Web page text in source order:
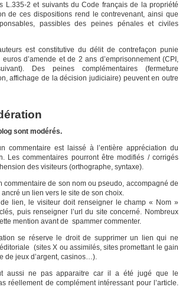
L.335-2 et suivants du Code français de la propriété
de ces dispositions rend le contrevenant, ainsi que
passibles des peines pénales et civiles
est constitutive du délit de contrefaçon punie
d’amende et de 2 ans d’emprisonnement (CPI,
Des peines complémentaires (fermeture
affichage de la décision judiciaire) peuvent en outre
sont modérés.
commentaire est laissé à l’entière appréciation du
Les commentaires pourront être modifiés / corrigés
des visiteurs (orthographe, syntaxe).
commentaire de son nom ou pseudo, accompagné de
un lien vers le site de son choix.
de lien, le visiteur doit renseigner le champ « Nom »
puis renseigner l’url du site concerné. Nombreux
mention avant de spammer commenter.
se réserve le droit de supprimer un lien qui ne
(sites X ou assimilés, sites promettant le gain
de jeux d’argent, casinos…).
aussi ne pas apparaitre car il a été jugé que le
réellement de complément intéressant pour l’article.